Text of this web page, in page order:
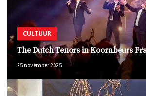
CULTUUR
The Dutch Tenors in Koornbeurs
25 november 2025